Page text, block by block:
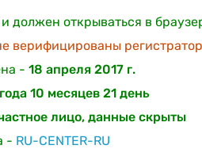
должен открываться в
верифицированы
- 18 апреля 2017 г.
10 месяцев 21 день
лицо, данные скрыты
- RU-CENTER-RU